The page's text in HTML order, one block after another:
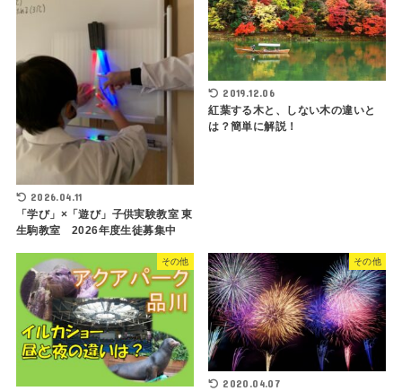
2026.04.11
「学び」×「遊び」子供実験教室 東
生駒教室 2026年度生徒募集中
2019.12.06
紅葉する木と、しない木の違いと
は？簡単に解説！
その他 その他
2020.04.07